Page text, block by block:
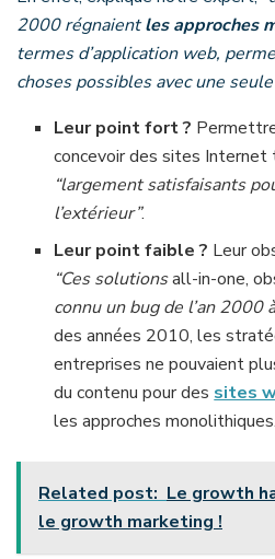
2000 régnaientles approches
termes d’application web,
choses possibles avec une
Leur point fort ?
concevoir des sites
“largement satisfaisants
l’extérieur”.
Leur point faible ? Leur
“Ces solutionsall-in-one,
connu un bug de l’an 2000
des années 2010, les
entreprises ne pouvaient
du contenu pour des sites
les approches monolithiques.
Related post: Le growth
le growth marketing !